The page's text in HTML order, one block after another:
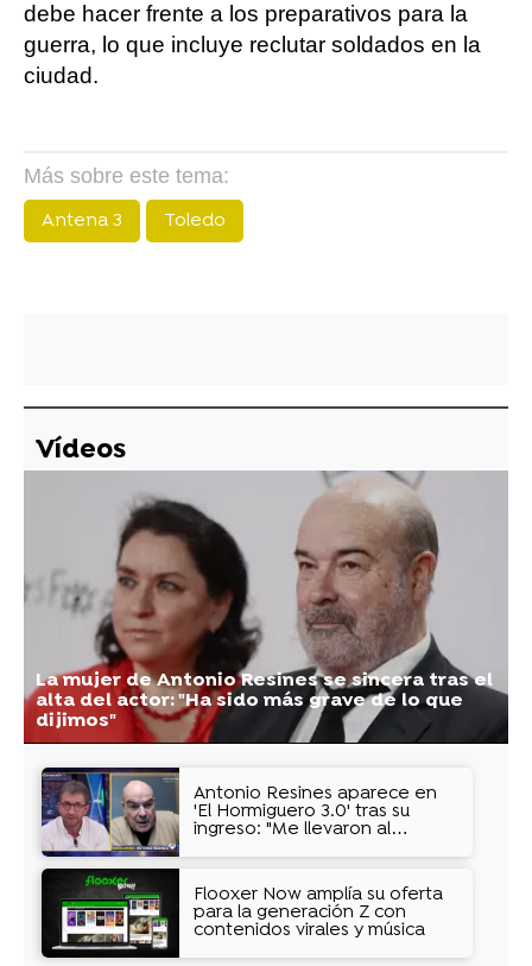
debe hacer frente a los preparativos para la
guerra, lo que incluye reclutar soldados en la
ciudad.
Más sobre este tema:
Antena 3
Toledo
Vídeos
La mujer de Antonio Resines se sincera tras el
alta del actor: "Ha sido más grave de lo que
dijimos"
Antonio Resines aparece en
'El Hormiguero 3.0' tras su
ingreso: "Me llevaron al
nada"
Flooxer Now amplía su oferta
para la generación Z con
contenidos virales y música